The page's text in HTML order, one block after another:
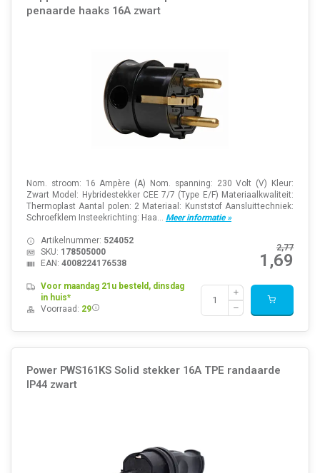
penaarde haaks 16A zwart
Nom. stroom: 16 Ampère (A) Nom. spanning: 230 Volt (V) Kleur:
Zwart Model: Hybridestekker CEE 7/7 (Type E/F) Materiaalkwaliteit:
Thermoplast Aantal polen: 2 Materiaal: Kunststof Aansluittechniek:
Schroefklem Insteekrichting: Haa... Meer informatie »
2,77
1,69
Artikelnummer: 524052
SKU: 178505000
EAN: 4008224176538
Voor maandag 21u besteld, dinsdag
in huis*
Voorraad: 29
Power PWS161KS Solid stekker 16A TPE randaarde
IP44 zwart